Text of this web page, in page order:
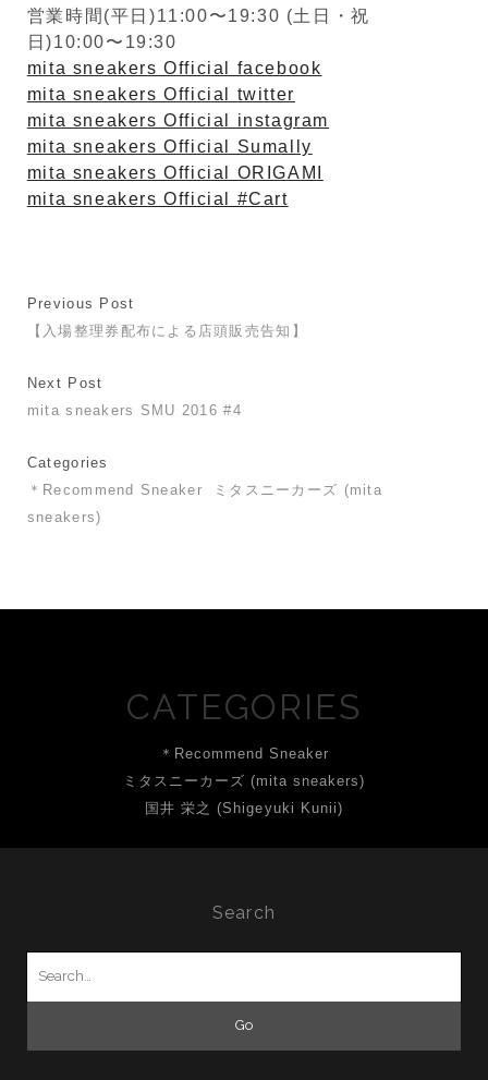
営業時間(平日)11:00〜19:30 (土日・祝
日)10:00〜19:30
mita sneakers Official facebook
mita sneakers Official twitter
mita sneakers Official instagram
mita sneakers Official Sumally
mita sneakers Official ORIGAMI
mita sneakers Official #Cart
Previous Post
【入場整理券配布による店頭販売告知】
Next Post
mita sneakers SMU 2016 #4
Categories
＊Recommend Sneaker
ミタスニーカーズ (mita
sneakers)
CATEGORIES
＊Recommend Sneaker
ミタスニーカーズ (mita sneakers)
国井 栄之 (Shigeyuki Kunii)
Search